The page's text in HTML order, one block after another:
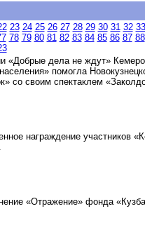
23 24 25 26 27 28 29 30 31 32 33
78 79 80 81 82 83 84 85 86 87 88
«Добрые дела не ждут»
помогла
со своим спектаклем
награждение участников
«Отражение» фонда